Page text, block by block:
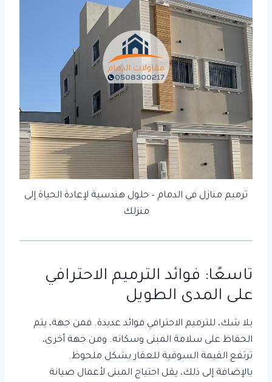
ترميم منازل في الدمام – حلول هندسية لإعادة الحياة إلى
منزلك
تاسعًا: فوائد الترميم الاحترافي
على المدى الطويل
بلا شك، للترميم الاحترافي فوائد عديدة. فمن جهة، يتم
الحفاظ على سلامة المبنى وسكانه. ومن جهة أخرى،
ترتفع القيمة السوقية للعقار بشكل ملحوظ.
بالإضافة إلى ذلك، يقل احتياج المبنى لأعمال صيانة